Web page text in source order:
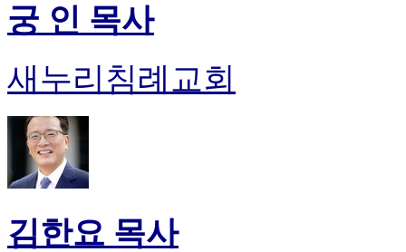
궁 인 목사
새누리침례교회
김한요 목사